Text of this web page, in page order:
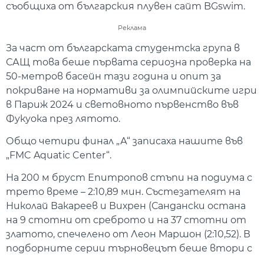
съобщиха от българския плувен сайт BGswim.
Реклама
За част от българската студентска група в
САЩ това беше първата сериозна проверка на
50-метров басейн тази година и опит за
покриване на нормативи за олимпийските игри
в Париж 2024 и световното първенство във
Фукуока през лятото.
Общо четири финал „А“ записаха нашите във
„FMC Aquatic Center“.
На 200 м бруст Епитропов стъпи на подиума с
трето време – 2:10,89 мин. Състезателят на
Николай Вакареев и Вихрен (Сандански остана
на 9 стотни от среброто и на 37 стотни от
златото, спечелено от Леон Маршон (2:10,52). В
подборните серии търновецът беше втори с